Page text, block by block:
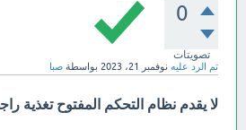
0
تصويتات
تم الرد عليه نوفمبر 21، 2023 بواسطة صبا
لا يقدم نظام التحكم المفتوح تغذية